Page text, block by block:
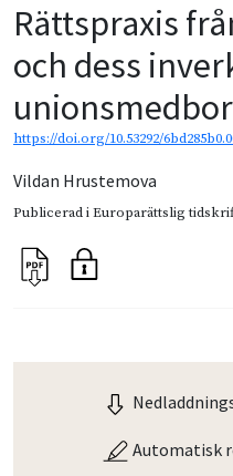
Rättspraxis
och dess
https://doi.org/10.53292/
Vildan Hrustemova
Publicerad iEuroparättslig
Automatisk